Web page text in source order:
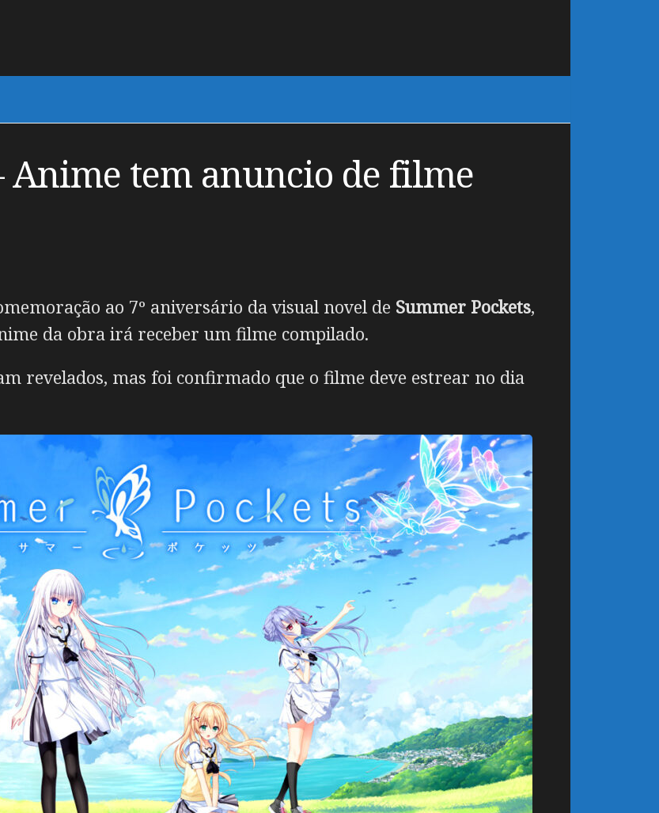
Anime tem anuncio de filme
ao 7º aniversário da visual novel de Summer Pockets,
da obra irá receber um filme compilado.
revelados, mas foi confirmado que o filme deve estrear no dia